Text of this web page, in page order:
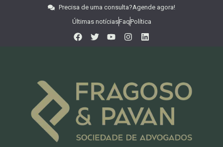
Precisa de uma consulta?Agende agora!
Últimas notíciasFaqPolítica